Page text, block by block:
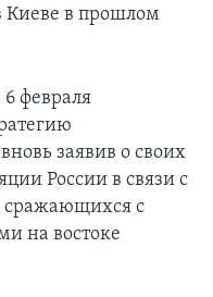
Киеве в прошлом
февраля
заявив о своих
России в связи с
сражающихся с
на востоке